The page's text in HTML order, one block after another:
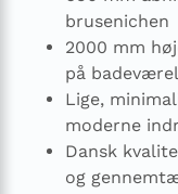
brusenichen
2000 mm
på
Lige,
moderne
Dansk
og